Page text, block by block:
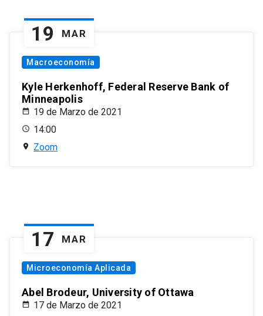
19 MAR
Macroeconomía
Kyle Herkenhoff, Federal Reserve Bank of
Minneapolis
19 de Marzo de 2021
14:00
Zoom
17 MAR
Microeconomía Aplicada
Abel Brodeur, University of Ottawa
17 de Marzo de 2021